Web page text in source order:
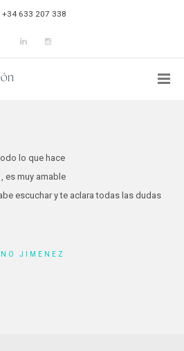
+34 633 207 338
lo que hace
es muy amable
escuchar y te aclara todas las dudas
JIMENEZ